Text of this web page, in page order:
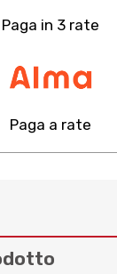
Paga in 3 rate
Paga a rate